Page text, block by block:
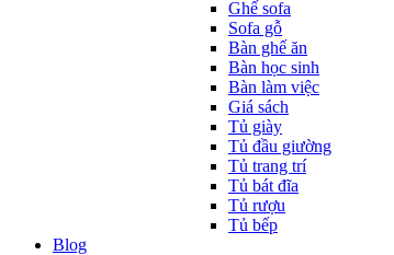
Ghế sofa
Sofa gỗ
Bàn ghế ăn
Bàn học sinh
Bàn làm việc
Giá sách
Tủ giày
Tủ đầu giường
Tủ trang trí
Tủ bát đĩa
Tủ rượu
Tủ bếp
Blog